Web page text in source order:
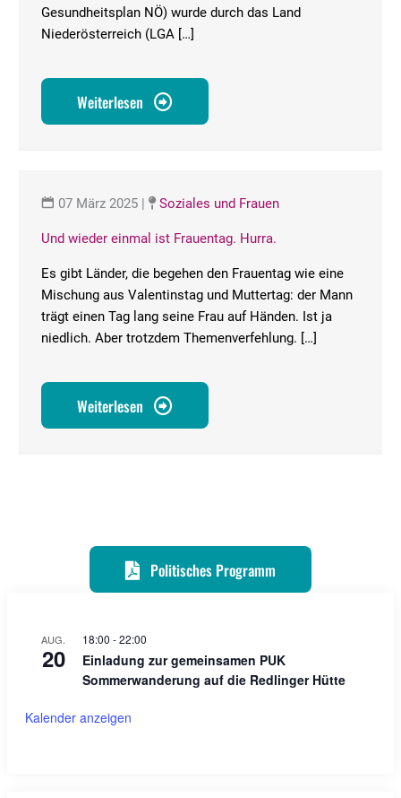
Gesundheitsplan NÖ) wurde durch das Land
Niederösterreich (LGA […]
Weiterlesen
07 März 2025 | Soziales und Frauen
Und wieder einmal ist Frauentag. Hurra.
Es gibt Länder, die begehen den Frauentag wie eine
Mischung aus Valentinstag und Muttertag: der Mann
trägt einen Tag lang seine Frau auf Händen. Ist ja
niedlich. Aber trotzdem Themenverfehlung. […]
Weiterlesen
Politisches Programm
AUG.
20
18:00 -22:00
Einladung zur gemeinsamen PUK
Sommerwanderung auf die Redlinger Hütte
Kalender anzeigen